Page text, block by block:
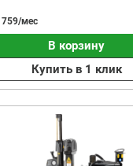
759/мес
В корзину
Купить в 1 клик